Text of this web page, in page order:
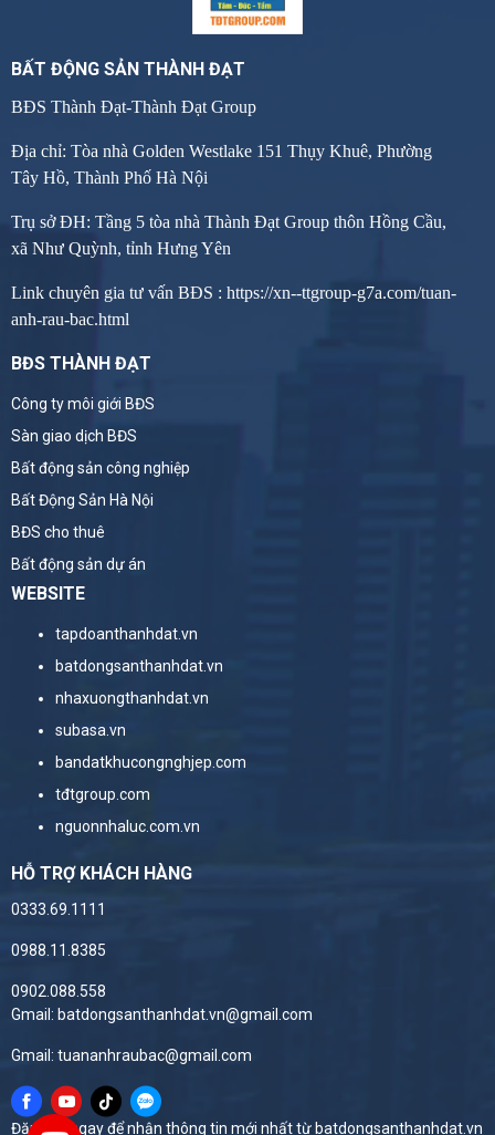
BẤT ĐỘNG SẢN THÀNH ĐẠT
BĐS Thành Đạt-Thành Đạt Group
Địa chỉ: Tòa nhà Golden Westlake 151 Thụy Khuê, Phường
Tây Hồ, Thành Phố Hà Nội
Trụ sở ĐH: Tầng 5 tòa nhà Thành Đạt Group thôn Hồng Cầu,
xã Như Quỳnh, tỉnh Hưng Yên
Link chuyên gia tư vấn BĐS : https://xn--ttgroup-g7a.com/tuan-
anh-rau-bac.html
BĐS THÀNH ĐẠT
Công ty môi giới BĐS
Sàn giao dịch BĐS
Bất động sản công nghiệp
Bất Động Sản Hà Nội
BĐS cho thuê
Bất động sản dự án
WEBSITE
tapdoanthanhdat.vn
batdongsanthanhdat.vn
nhaxuongthanhdat.vn
subasa.vn
bandatkhucongnghjep.com
tđtgroup.com
nguonnhaluc.com.vn
HỖ TRỢ KHÁCH HÀNG
0333.69.1111
0988.11.8385
0902.088.558
Gmail: batdongsanthanhdat.vn@gmail.com
Gmail: tuananhraubac@gmail.com
Đăng ký ngay để nhận thông tin mới nhất từ batdongsanthanhdat.vn